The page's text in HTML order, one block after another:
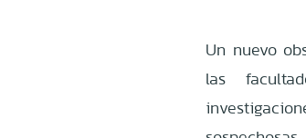
Un nuevo
las